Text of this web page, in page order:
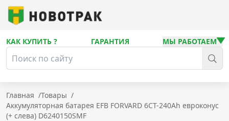
КАК КУПИТЬ ? ГАРАНТИЯ МЫ РАБОТАЕМ
Главная /Товары /
Аккумуляторная батарея EFB FORVARD 6СТ-240Ah евроконус
(+ слева) D6240150SMF